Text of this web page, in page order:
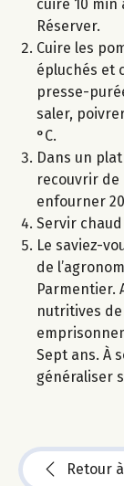
cuire 10
Réserver.
Cuire les
épluchés et
presse-
saler,
°C.
Dans un
recouvrir de
enfourner
Servir
Le saviez-
de
Parmentier.
nutritives
Sept ans. À
généraliser
Retour